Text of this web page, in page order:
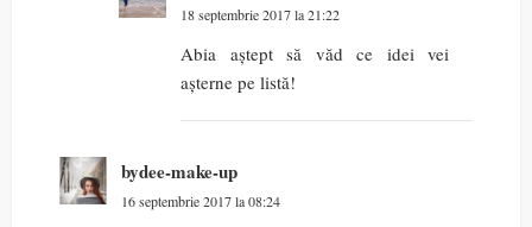
18 septembrie 2017 la 21:22
Abia aștept să văd ce idei vei
așterne pe listă!
bydee-make-up
16 septembrie 2017 la 08:24